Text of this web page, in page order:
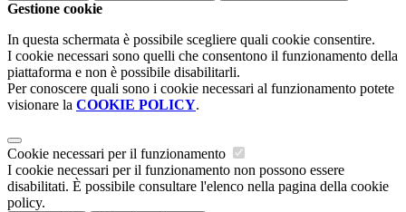
Gestione cookie
In questa schermata è possibile scegliere quali cookie consentire.
I cookie necessari sono quelli che consentono il funzionamento della
piattaforma e non è possibile disabilitarli.
Per conoscere quali sono i cookie necessari al funzionamento potete
visionare la COOKIE POLICY.
Cookie necessari per il funzionamento
I cookie necessari per il funzionamento non possono essere
disabilitati. È possibile consultare l'elenco nella pagina della cookie
policy.